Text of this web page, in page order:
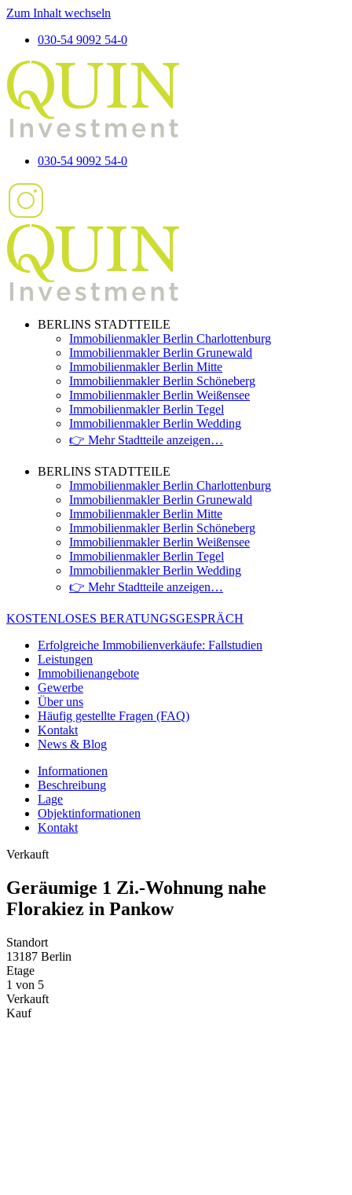
Zum Inhalt wechseln
030-54 9092 54-0
030-54 9092 54-0
BERLINS STADTTEILE
Immobilienmakler Berlin Charlottenburg
Immobilienmakler Berlin Grunewald
Immobilienmakler Berlin Mitte
Immobilienmakler Berlin Schöneberg
Immobilienmakler Berlin Weißensee
Immobilienmakler Berlin Tegel
Immobilienmakler Berlin Wedding
👉 Mehr Stadtteile anzeigen…
BERLINS STADTTEILE
Immobilienmakler Berlin Charlottenburg
Immobilienmakler Berlin Grunewald
Immobilienmakler Berlin Mitte
Immobilienmakler Berlin Schöneberg
Immobilienmakler Berlin Weißensee
Immobilienmakler Berlin Tegel
Immobilienmakler Berlin Wedding
👉 Mehr Stadtteile anzeigen…
KOSTENLOSES BERATUNGSGESPRÄCH
Erfolgreiche Immobilienverkäufe: Fallstudien
Leistungen
Immobilienangebote
Gewerbe
Über uns
Häufig gestellte Fragen (FAQ)
Kontakt
News & Blog
Informationen
Beschreibung
Lage
Objektinformationen
Kontakt
Verkauft
Geräumige 1 Zi.-Wohnung nahe
Florakiez in Pankow
Standort
13187 Berlin
Etage
1 von 5
Verkauft
Kauf